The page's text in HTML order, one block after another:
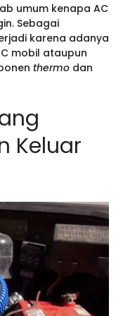
umum kenapa AC
Sebagai
karena adanya
mobil ataupun
thermo dan
Keluar